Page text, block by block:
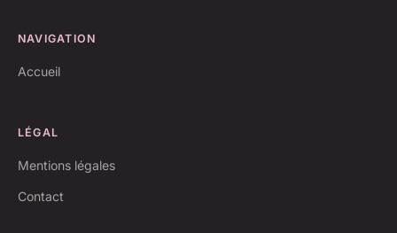
NAVIGATION
Accueil
LÉGAL
Mentions légales
Contact